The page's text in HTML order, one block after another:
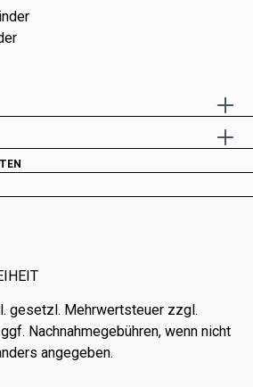
gesetzl. Mehrwertsteuer zzgl.
Nachnahmegebühren, wenn nicht
angegeben.